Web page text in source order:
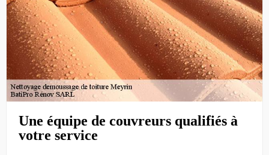
Une équipe de couvreurs qualifiés à
votre service